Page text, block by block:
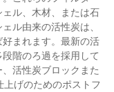
ル、木材、または石
ル由来の活性炭は、
まれます。最新の活
階のろ過を採用して
活性炭ブロックまた
げのためのポストフ